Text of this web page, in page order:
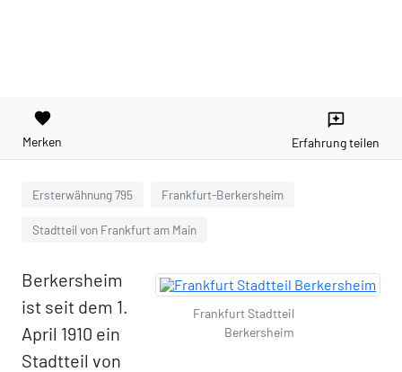
favorite
Merken
reviews
Erfahrung teilen
Ersterwähnung 795 Frankfurt-Berkersheim
Stadtteil von Frankfurt am Main
Frankfurt Stadtteil
Berkersheim
Berkersheim
ist seit dem 1.
April 1910 ein
Stadtteil von